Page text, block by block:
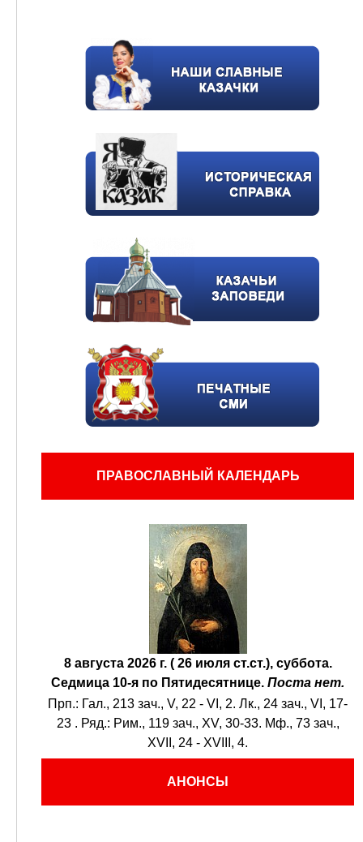
ПРАВОСЛАВНЫЙ КАЛЕНДАРЬ
8 августа 2026 г. ( 26 июля ст.ст.), суббота.
Седмица 10-я по Пятидесятнице. Поста нет.
Прп.: Гал., 213 зач., V, 22 - VI, 2. Лк., 24 зач., VI, 17-
23 . Ряд.: Рим., 119 зач., XV, 30-33. Мф., 73 зач.,
XVII, 24 - XVIII, 4.
АНОНСЫ